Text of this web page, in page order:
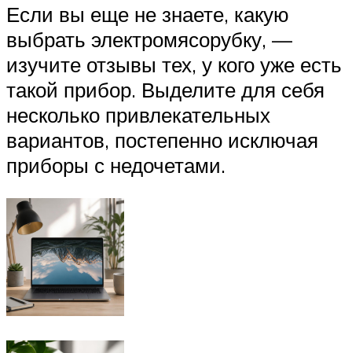
Если вы еще не знаете, какую
выбрать электромясорубку, —
изучите отзывы тех, у кого уже есть
такой прибор. Выделите для себя
несколько привлекательных
вариантов, постепенно исключая
приборы с недочетами.